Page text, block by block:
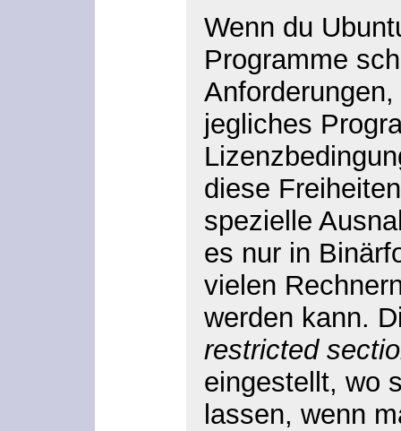
Wenn du
Programme
jegliches
diese
spezielle
es nur in
vielen
werden kann.
restricted
eingestellt, wo
lassen, wenn